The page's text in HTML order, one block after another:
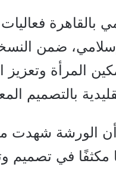
بالقاهرة
ضمن
المرأة وتعزيز
بالتصميم
الورشة شهدت
مكثفًا في تصميم